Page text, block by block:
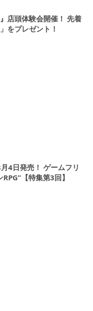
店頭体験会開催！ 先着
をプレゼント！
4日発売！ ゲームフリ
【特集第3回】